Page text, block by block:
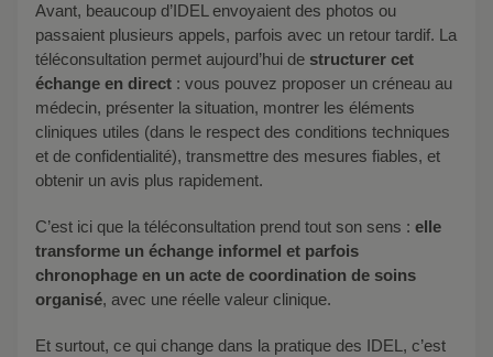
Avant, beaucoup d’IDEL envoyaient des photos ou
passaient plusieurs appels, parfois avec un retour tardif. La
téléconsultation permet aujourd’hui de structurer cet
échange en direct : vous pouvez proposer un créneau au
médecin, présenter la situation, montrer les éléments
cliniques utiles (dans le respect des conditions techniques
et de confidentialité), transmettre des mesures fiables, et
obtenir un avis plus rapidement.
C’est ici que la téléconsultation prend tout son sens : elle
transforme un échange informel et parfois
chronophage en un acte de coordination de soins
organisé, avec une réelle valeur clinique.
Et surtout, ce qui change dans la pratique des IDEL, c’est